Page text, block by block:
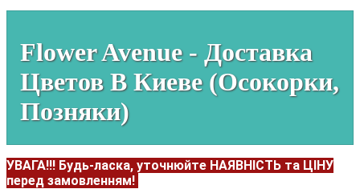
Flower Avenue - Доставка
Цветов В Киеве (Осокорки,
Позняки)
УВАГА!!! Будь-ласка, уточнюйте НАЯВНІСТЬ та ЦІНУ
перед замовленням!